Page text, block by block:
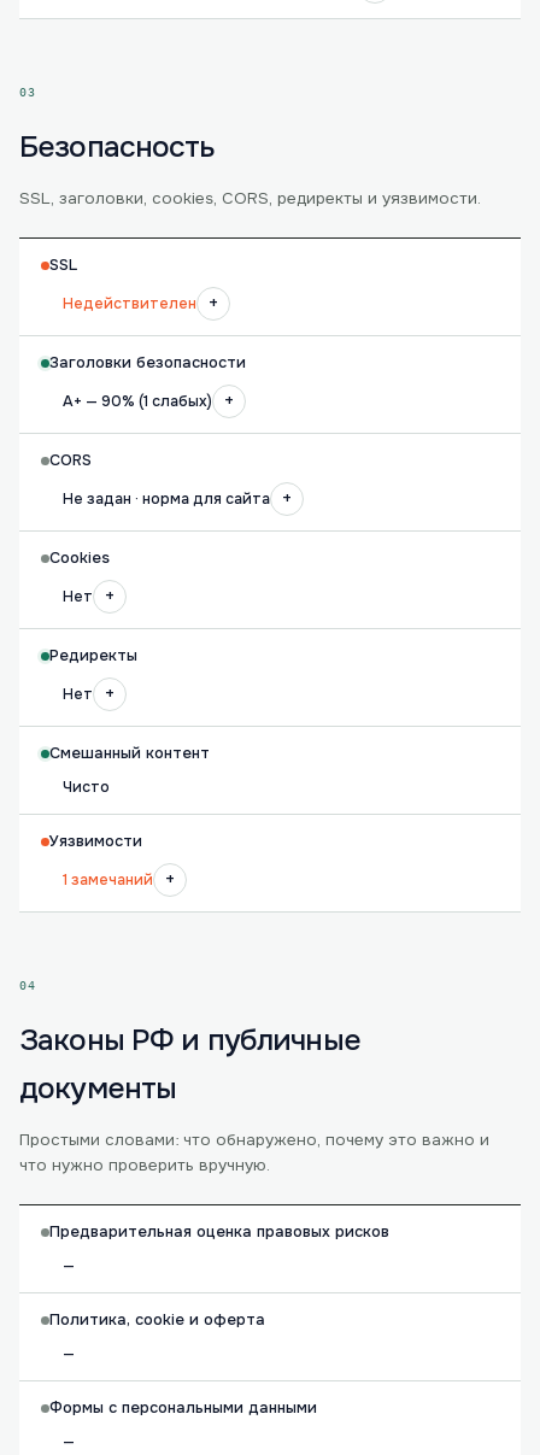
03
Безопасность
SSL, заголовки, cookies, CORS, редиректы и уязвимости.
SSL
Недействителен
+
Заголовки безопасности
A+ — 90% (1 слабых)
+
CORS
Не задан · норма для сайта
+
Cookies
Нет
+
Редиректы
Нет
+
Смешанный контент
Чисто
Уязвимости
1 замечаний
+
04
Законы РФ и публичные
документы
Простыми словами: что обнаружено, почему это важно и
что нужно проверить вручную.
Предварительная оценка правовых рисков
—
Политика, cookie и оферта
—
Формы с персональными данными
—